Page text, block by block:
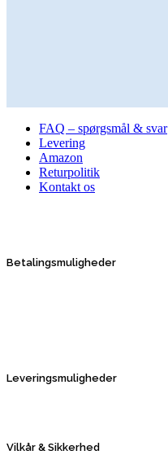
FAQ – spørgsmål & svar
Levering
Amazon
Returpolitik
Kontakt os
Betalingsmuligheder
Leveringsmuligheder
Vilkår & Sikkerhed